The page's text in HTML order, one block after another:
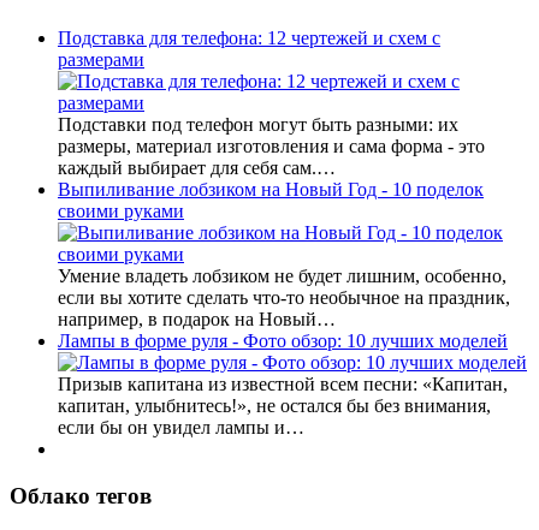
Подставка для телефона: 12 чертежей и схем с
размерами
Подставки под телефон могут быть разными: их
размеры, материал изготовления и сама форма - это
каждый выбирает для себя сам.…
Выпиливание лобзиком на Новый Год - 10 поделок
своими руками
Умение владеть лобзиком не будет лишним, особенно,
если вы хотите сделать что-то необычное на праздник,
например, в подарок на Новый…
Лампы в форме руля - Фото обзор: 10 лучших моделей
Призыв капитана из известной всем песни: «Капитан,
капитан, улыбнитесь!», не остался бы без внимания,
если бы он увидел лампы и…
Облако тегов